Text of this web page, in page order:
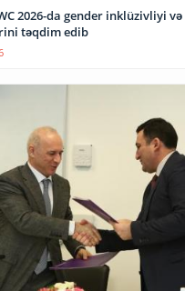
2026-da gender inklüzivliyi
təqdim edib